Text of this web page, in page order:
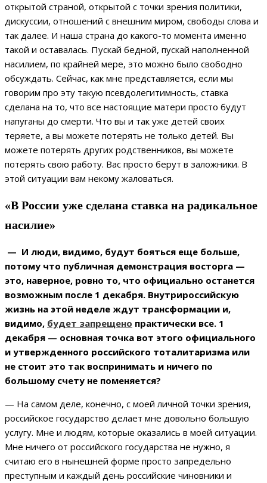
открытой страной, открытой с точки зрения политики,
дискуссии, отношений с внешним миром, свободы слова и
так далее. И наша страна до какого-то момента именно
такой и оставалась. Пускай бедной, пускай наполненной
насилием, по крайней мере, это можно было свободно
обсуждать. Сейчас, как мне представляется, если мы
говорим про эту такую псевдолегитимность, ставка
сделана на то, что все настоящие матери просто будут
напуганы до смерти. Что вы и так уже детей своих
теряете, а вы можете потерять не только детей. Вы
можете потерять других родственников, вы можете
потерять свою работу. Вас просто берут в заложники. В
этой ситуации вам некому жаловаться.
«В России уже сделана ставка на радикальное
насилие»
— И люди, видимо, будут бояться еще больше,
потому что публичная демонстрация восторга —
это, наверное, ровно то, что официально останется
возможным после 1 декабря. Внутрироссийскую
жизнь на этой неделе ждут трансформации и,
видимо, будет запрещено практически все. 1
декабря — основная точка вот этого официального
и утвержденного российского тоталитаризма или
не стоит это так воспринимать и ничего по
большому счету не поменяется?
— На самом деле, конечно, с моей личной точки зрения,
российское государство делает мне довольно большую
услугу. Мне и людям, которые оказались в моей ситуации.
Мне ничего от российского государства не нужно, я
считаю его в нынешней форме просто запредельно
преступным и каждый день российские чиновники и